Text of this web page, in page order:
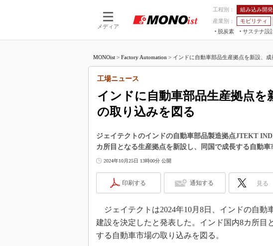
メディア
工程別： 組み込み開発
産業別：
モビリティ
脱炭素
サステナ設
つながる工場AI×設備保全
MONOist > Factory Automation > インドに自動車部品生産拠点を新設、成
インドに自動車部品生産拠点を
の取り込みを図る
工場ニュース
ジェイテクトのインドの自動車部品製造拠点JTEKT
カ所目となる生産拠点を新設し、同国で成長する自動車
2024年10月25日 13時00分 公開
印刷する 通知する 見る
ジェイテクトは2024年10月8日、インドの自動
建設を決定したと発表した。インド国内8カ所目
する自動車市場の取り込みを図る。